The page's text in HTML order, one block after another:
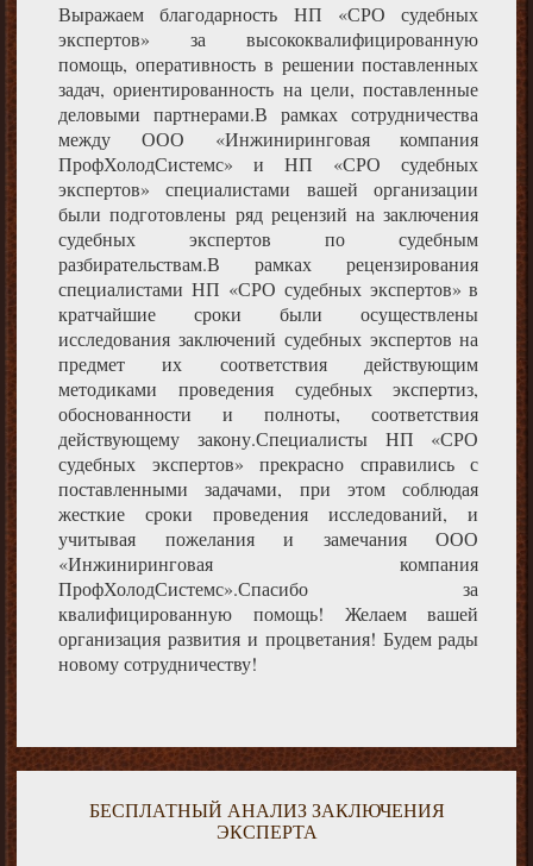
Выражаем благодарность НП «СРО судебных
экспертов» за высококвалифицированную
помощь, оперативность в решении поставленных
задач, ориентированность на цели, поставленные
деловыми партнерами.В рамках сотрудничества
между ООО «Инжиниринговая компания
ПрофХолодСистемс» и НП «СРО судебных
экспертов» специалистами вашей организации
были подготовлены ряд рецензий на заключения
судебных экспертов по судебным
разбирательствам.В рамках рецензирования
специалистами НП «СРО судебных экспертов» в
кратчайшие сроки были осуществлены
исследования заключений судебных экспертов на
предмет их соответствия действующим
методиками проведения судебных экспертиз,
обоснованности и полноты, соответствия
действующему закону.Специалисты НП «СРО
судебных экспертов» прекрасно справились с
поставленными задачами, при этом соблюдая
жесткие сроки проведения исследований, и
учитывая пожелания и замечания ООО
«Инжиниринговая компания
ПрофХолодСистемс».Спасибо за
квалифицированную помощь! Желаем вашей
организация развития и процветания! Будем рады
новому сотрудничеству!
БЕСПЛАТНЫЙ АНАЛИЗ ЗАКЛЮЧЕНИЯ
ЭКСПЕРТА